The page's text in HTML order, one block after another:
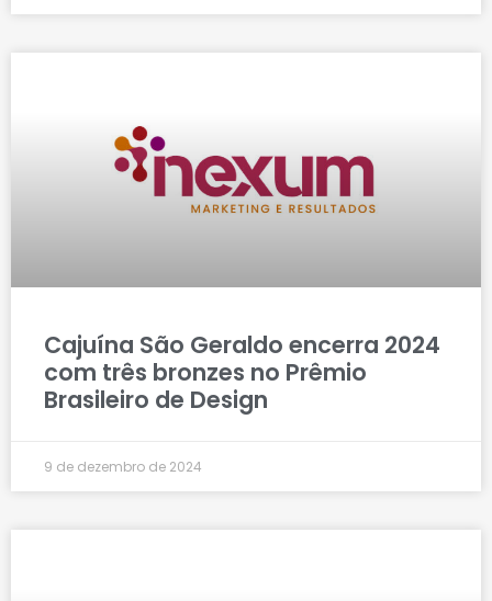
Cajuína São Geraldo encerra 2024
com três bronzes no Prêmio
Brasileiro de Design
9 de dezembro de 2024